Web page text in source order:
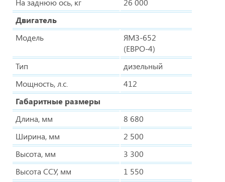
На заднюю ось, кг
26 000
Двигатель
Модель
ЯМЗ-652
(ЕВРО-4)
Тип
дизельный
Мощность, л.с.
412
Габаритные размеры
Длина, мм
8 680
Ширина, мм
2 500
Высота, мм
3 300
Высота ССУ, мм
1 550